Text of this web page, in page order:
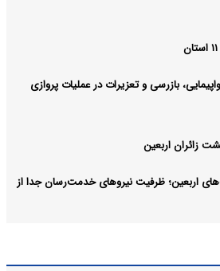
بازرسی و تعزیرات در عملیات پروازی
زائران اربعین
اربعین؛ ظرفیت نیروهای خدمت‌رسان جدا از